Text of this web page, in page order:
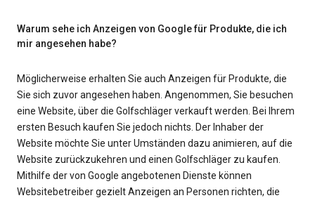
Warum sehe ich Anzeigen von Google für Produkte, die ich
mir angesehen habe?
Möglicherweise erhalten Sie auch Anzeigen für Produkte, die
Sie sich zuvor angesehen haben. Angenommen, Sie besuchen
eine Website, über die Golfschläger verkauft werden. Bei Ihrem
ersten Besuch kaufen Sie jedoch nichts. Der Inhaber der
Website möchte Sie unter Umständen dazu animieren, auf die
Website zurückzukehren und einen Golfschläger zu kaufen.
Mithilfe der von Google angebotenen Dienste können
Websitebetreiber gezielt Anzeigen an Personen richten, die